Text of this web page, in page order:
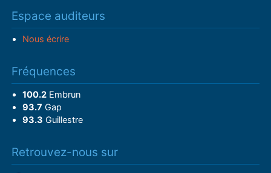
Espace auditeurs
Nous écrire
Fréquences
100.2Embrun
93.7 Gap
93.3 Guillestre
Retrouvez-nous sur